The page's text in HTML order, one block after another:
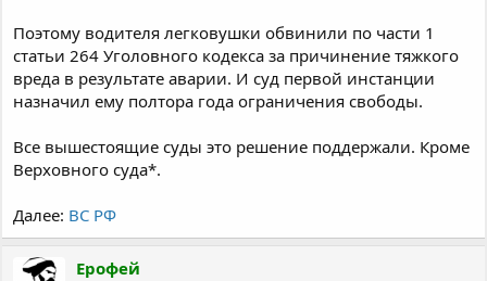
Поэтому водителя легковушки обвинили по части 1
статьи 264 Уголовного кодекса за причинение тяжкого
вреда в результате аварии. И суд первой инстанции
назначил ему полтора года ограничения свободы.
Все вышестоящие суды это решение поддержали. Кроме
Верховного суда*.
Далее: ВС РФ
Ерофей